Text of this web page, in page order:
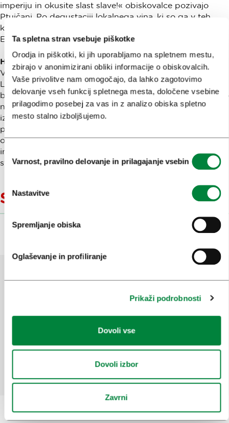
Ta spletna stran vsebuje piškotke
Orodja in piškotki, ki jih uporabljamo na spletnem mestu,
zbirajo v anonimizirani obliki informacije o obiskovalcih.
Vaše privolitve nam omogočajo, da lahko zagotovimo
delovanje vseh funkcij spletnega mesta, določene vsebine
prilagodimo posebej za vas in z analizo obiska spletno
mesto stalno izboljšujemo.
Izbira
soglasja
Varnost, pravilno delovanje in prilagajanje vsebin
Nastavitve
Spremljanje obiska
Oglaševanje in profiliranje
Prikaži podrobnosti
Dovoli vse
Dovoli izbor
Zavrni
imperiju in okusite slast slave!« obiskovalce pozivajo
Ptujčani. Po degustaciji lokalnega vina, ki so ga v teh
krajih prvi začeli gojiti prav Rimljani, se boste nato vrnili v
Emono (Ljubljano).
Hotelski paketi Emona 2000
V času osrednje prireditve »Ave, Emona!« smo v Turizmu
Ljubljana skupaj s hotelirji pripravili posebne pakete, ki
bodo obiskovalcem omogočili, da rimsko Emono doživijo
na najbolj dostopen in privlačen način. Poleg nočitve v
izbranih ljubljanskih hotelih in obiska prireditve paket
ponuja še voden ogled v soju bakel in obisk obeh
osrednjih razstav jubileja, to sta »Emona: mesto v
imperiju« v Mestnem muzeju ter »Rimske zgodbe s
stičišča svetov« v Narodnem muzeju Slovenije.
Sorodne vsebine
Pomagajte nam izboljšati spletno
Ste našli informacije, ki ste jih iskali?